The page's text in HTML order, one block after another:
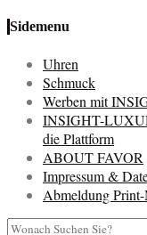
Sidemenu
Uhren
Schmuck
Werben mit
INSIGHT-
die Plattform
ABOUT FAVOR
Impressum &
Abmeldung